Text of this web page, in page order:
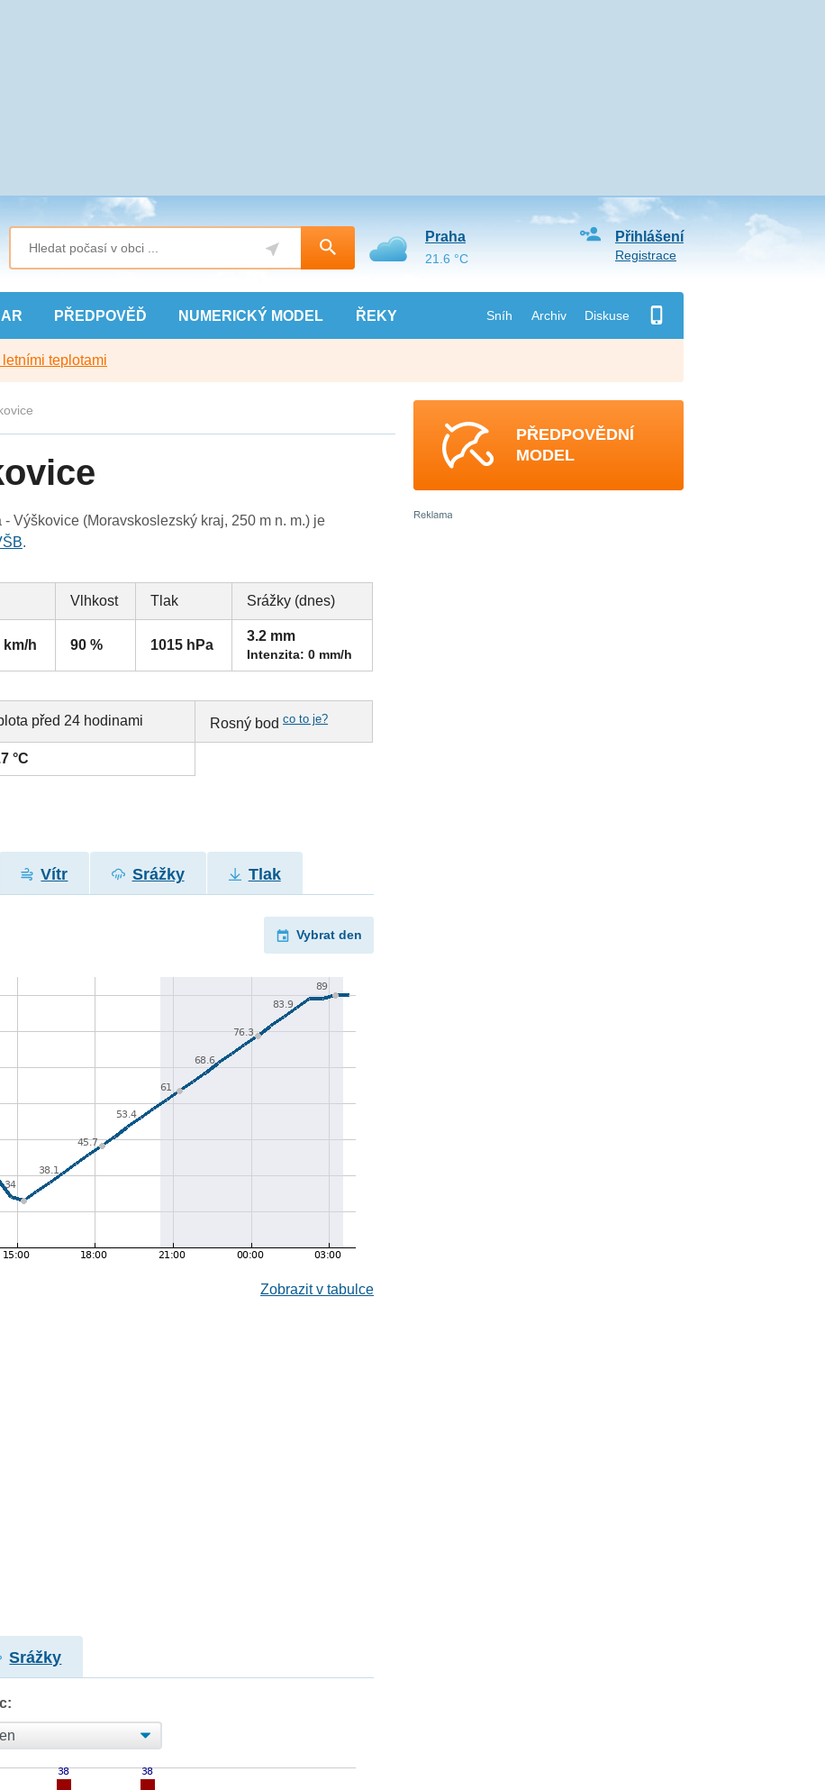
PŘEDPOVĚĎ NUMERICKÝ MODEL ŘEKY Sníh Archiv Diskuse
Přihlášení
Registrace
Praha
21.6 °C
teplotami
Výškovice (Moravskoslezský kraj, 250 m n. m.) je
.
Vlhkost Tlak Srážky (dnes)
km/h 90 % 1015 hPa
3.2 mm
Intenzita: 0 mm/h
před 24 hodinami Rosný bodco to je?
°C
Vítr Srážky Tlak
Vybrat den
Zobrazit v tabulce
Srážky
PŘEDPOVĚDNÍ
MODEL